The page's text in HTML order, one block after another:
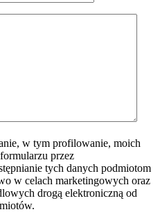
w tym profilowanie, moich
przez
tych danych podmiotom
w celach marketingowych oraz
drogą elektroniczną od